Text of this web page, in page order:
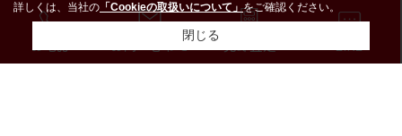
お問い合わせ
詳しくは、当社の 「Cookieの取扱いについて」をご確認ください。
閉じる